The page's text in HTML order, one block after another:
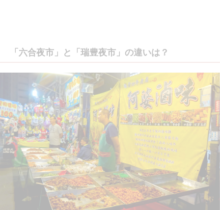
「六合夜市」と「瑞豊夜市」の違いは？